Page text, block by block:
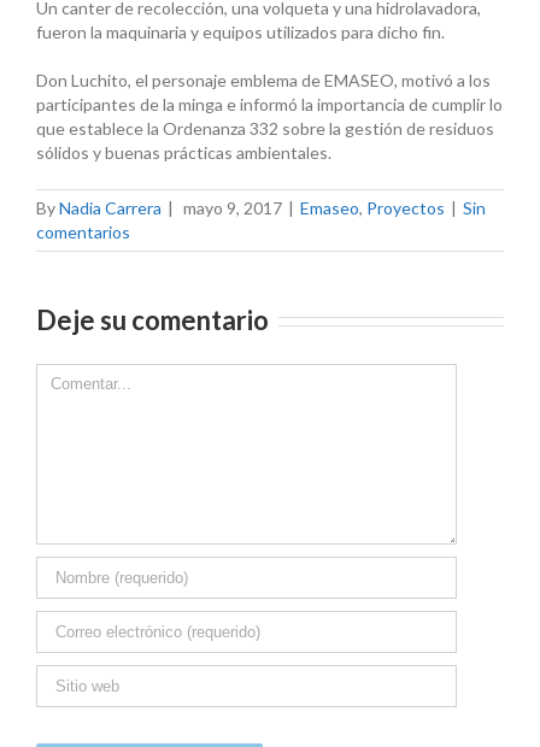
Un canter de recolección, una volqueta y una hidrolavadora,
fueron la maquinaria y equipos utilizados para dicho fin.
Don Luchito, el personaje emblema de EMASEO, motivó a los
participantes de la minga e informó la importancia de cumplir lo
que establece la Ordenanza 332 sobre la gestión de residuos
sólidos y buenas prácticas ambientales.
ByNadia Carrera | mayo 9, 2017 | Emaseo, Proyectos | Sin
comentarios
Deje su comentario
Comment